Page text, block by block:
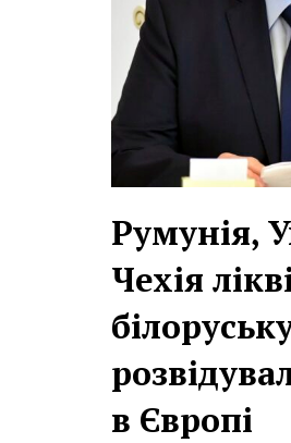
Румунія,
Чехія
в Європі